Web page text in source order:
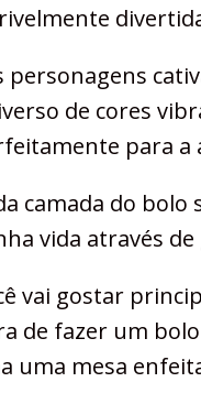
personagens
de cores
para a
camada do
vida através
vai gostar
de fazer um
uma mesa